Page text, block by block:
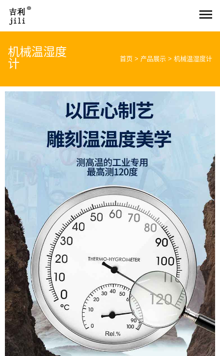
机械温湿度
计
首页 > 产品展示 > 机械温湿度计